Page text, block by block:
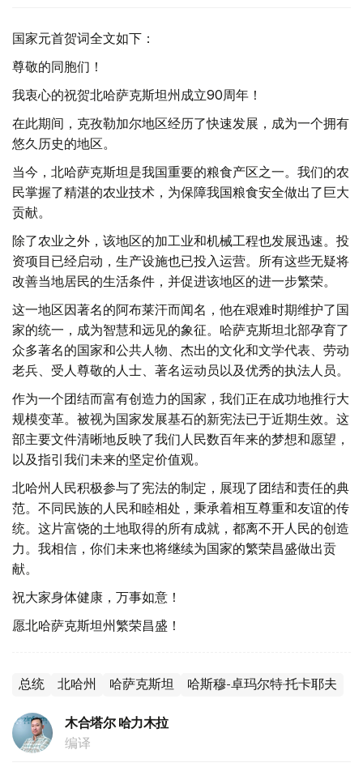
国家元首贺词全文如下：
尊敬的同胞们！
我衷心的祝贺北哈萨克斯坦州成立90周年！
在此期间，克孜勒加尔地区经历了快速发展，成为一个拥有
悠久历史的地区。
当今，北哈萨克斯坦是我国重要的粮食产区之一。我们的农
民掌握了精湛的农业技术，为保障我国粮食安全做出了巨大
贡献。
除了农业之外，该地区的加工业和机械工程也发展迅速。投
资项目已经启动，生产设施也已投入运营。所有这些无疑将
改善当地居民的生活条件，并促进该地区的进一步繁荣。
这一地区因著名的阿布莱汗而闻名，他在艰难时期维护了国
家的统一，成为智慧和远见的象征。哈萨克斯坦北部孕育了
众多著名的国家和公共人物、杰出的文化和文学代表、劳动
老兵、受人尊敬的人士、著名运动员以及优秀的执法人员。
作为一个团结而富有创造力的国家，我们正在成功地推行大
规模变革。被视为国家发展基石的新宪法已于近期生效。这
部主要文件清晰地反映了我们人民数百年来的梦想和愿望，
以及指引我们未来的坚定价值观。
北哈州人民积极参与了宪法的制定，展现了团结和责任的典
范。不同民族的人民和睦相处，秉承着相互尊重和友谊的传
统。这片富饶的土地取得的所有成就，都离不开人民的创造
力。我相信，你们未来也将继续为国家的繁荣昌盛做出贡
献。
祝大家身体健康，万事如意！
愿北哈萨克斯坦州繁荣昌盛！
总统 北哈州 哈萨克斯坦 哈斯穆-卓玛尔特·托卡耶夫
木合塔尔 哈力木拉
编译